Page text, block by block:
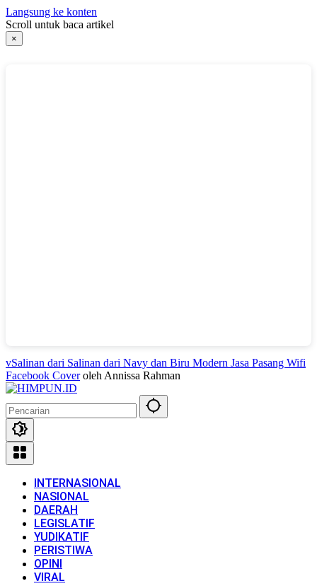
Langsung ke konten
Scroll untuk baca artikel
×
vSalinan dari Salinan dari Navy dan Biru Modern Jasa Pasang Wifi
Facebook Coveroleh Annissa Rahman
INTERNASIONAL
NASIONAL
DAERAH
LEGISLATIF
YUDIKATIF
PERISTIWA
OPINI
VIRAL